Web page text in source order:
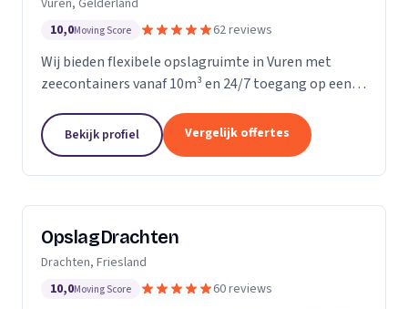
10,0Moving Score 62 reviews
Wij bieden flexibele opslagruimte in Vuren met
zeecontainers vanaf 10m³ en 24/7 toegang op een
Bekijk profiel Vergelijk offertes
OpslagDrachten
Drachten, Friesland
10,0Moving Score 60 reviews